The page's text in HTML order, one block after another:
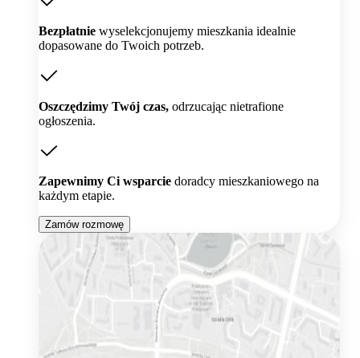
Bezpłatnie wyselekcjonujemy mieszkania idealnie
dopasowane do Twoich potrzeb.
Oszczędzimy Twój czas, odrzucając nietrafione
ogłoszenia.
Zapewnimy Ci wsparcie doradcy mieszkaniowego na
każdym etapie.
Zamów rozmowę